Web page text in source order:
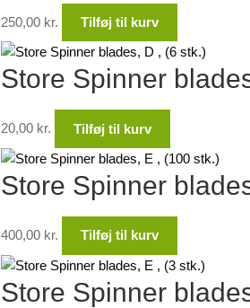
250,00 kr. Tilføj til kurv
Store Spinner
20,00 kr. Tilføj til kurv
Store Spinner
400,00 kr. Tilføj til kurv
Store Spinner